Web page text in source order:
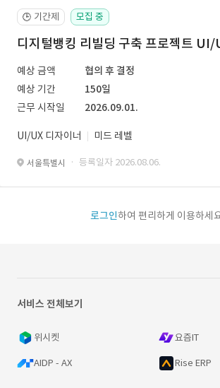
🕒 기간제 모집 중
디지털뱅킹 리빌딩 구축 프로젝트 UI/
예상 금액
협의 후 결정
예상 기간
150일
근무 시작일
2026.09.01.
UI/UX 디자이너 미드 레벨
서울특별시 · 등록일자 2026.08.06.
로그인하여 편리하게 이용하세
서비스 전체보기
위시켓 요즘IT
AIDP - AX Rise ERP